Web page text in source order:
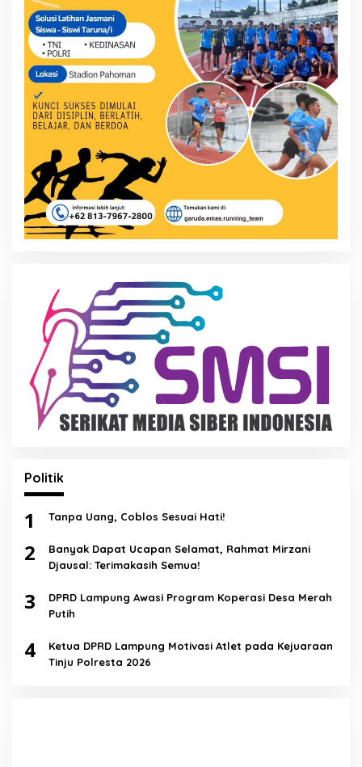
Politik
1 Tanpa Uang, Coblos Sesuai Hati!
2
Banyak Dapat Ucapan Selamat, Rahmat Mirzani
Djausal: Terimakasih Semua!
3
DPRD Lampung Awasi Program Koperasi Desa Merah
Putih
4
Ketua DPRD Lampung Motivasi Atlet pada Kejuaraan
Tinju Polresta 2026